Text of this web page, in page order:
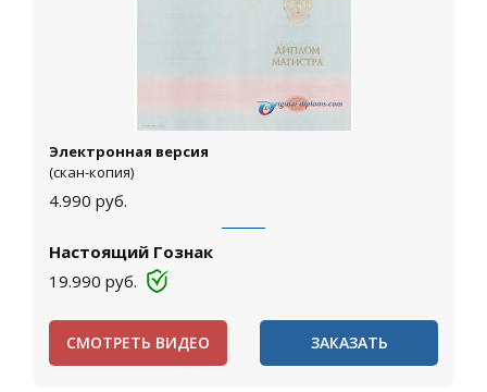
Электронная версия
(скан-копия)
4.990 руб.
Настоящий Гознак
19.990 руб.
СМОТРЕТЬ ВИДЕО ЗАКАЗАТЬ